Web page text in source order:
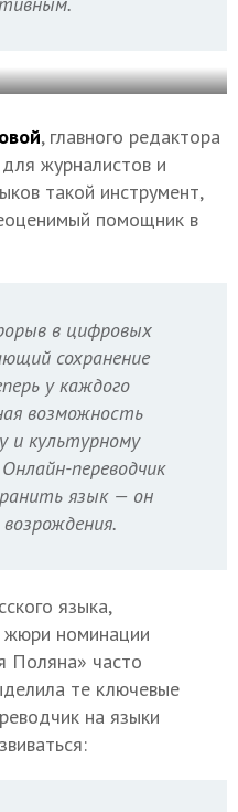
, главного редактора
журналистов и
такой инструмент,
помощник в
в цифровых
сохранение
у каждого
возможность
и культурному
переводчик
язык — он
языка,
жюри номинации
Поляна» часто
те ключевые
на языки